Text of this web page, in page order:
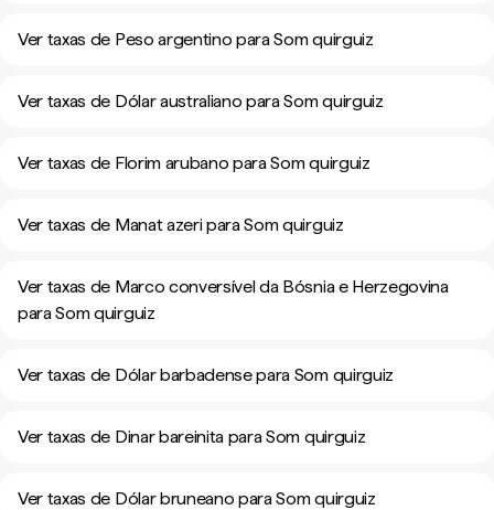
Ver taxas de Peso argentino para Som quirguiz
Ver taxas de Dólar australiano para Som quirguiz
Ver taxas de Florim arubano para Som quirguiz
Ver taxas de Manat azeri para Som quirguiz
Ver taxas de Marco conversível da Bósnia e Herzegovina
para Som quirguiz
Ver taxas de Dólar barbadense para Som quirguiz
Ver taxas de Dinar bareinita para Som quirguiz
Ver taxas de Dólar bruneano para Som quirguiz